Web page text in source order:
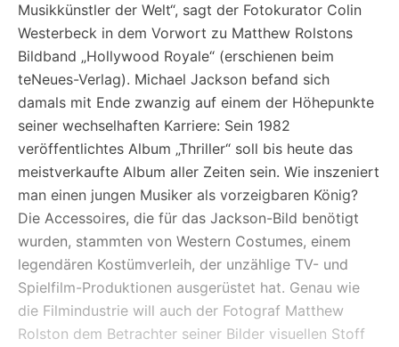
Musikkünstler der Welt“, sagt der Fotokurator Colin
Westerbeck in dem Vorwort zu Matthew Rolstons
Bildband „Hollywood Royale“ (erschienen beim
teNeues-Verlag). Michael Jackson befand sich
damals mit Ende zwanzig auf einem der Höhepunkte
seiner wechselhaften Karriere: Sein 1982
veröffentlichtes Album „Thriller“ soll bis heute das
meistverkaufte Album aller Zeiten sein. Wie inszeniert
man einen jungen Musiker als vorzeigbaren König?
Die Accessoires, die für das Jackson-Bild benötigt
wurden, stammten von Western Costumes, einem
legendären Kostümverleih, der unzählige TV- und
Spielfilm-Produktionen ausgerüstet hat. Genau wie
die Filmindustrie will auch der Fotograf Matthew
Rolston dem Betrachter seiner Bilder visuellen Stoff